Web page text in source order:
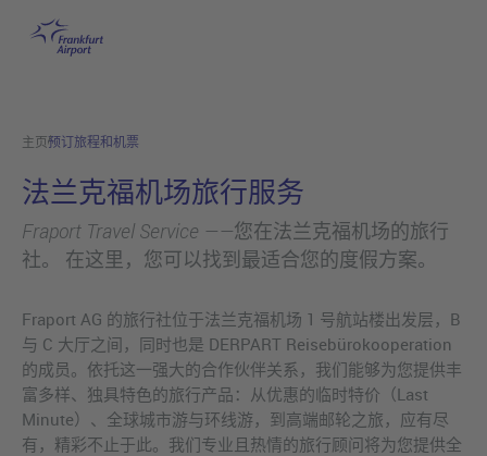
跳转至主页
主页预订旅程和机票
法兰克福机场旅行服务
Fraport Travel Service ——您在法兰克福机场的旅行
社。 在这里，您可以找到最适合您的度假方案。
Fraport AG 的旅行社位于法兰克福机场 1 号航站楼出发层，B
与 C 大厅之间，同时也是 DERPART Reisebürokooperation
的成员。依托这一强大的合作伙伴关系，我们能够为您提供丰
富多样、独具特色的旅行产品：从优惠的临时特价（Last
Minute）、全球城市游与环线游，到高端邮轮之旅，应有尽
有，精彩不止于此。我们专业且热情的旅行顾问将为您提供全